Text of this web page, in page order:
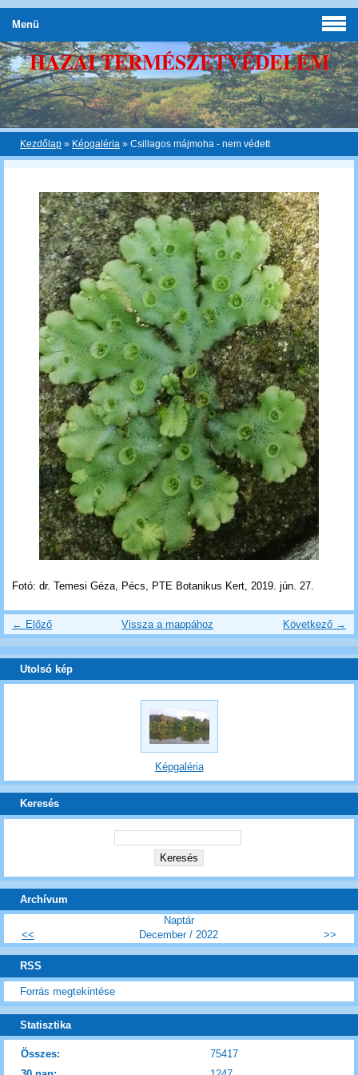
HAZAI TERMÉSZETVÉDELEM
Kezdőlap » Képgaléria » Csillagos májmoha - nem védett
Fotó: dr. Temesi Géza, Pécs, PTE Botanikus Kert, 2019. jún. 27.
← Előző Következő →
Vissza a mappához
Menü
Utolsó kép
Képgaléria
Keresés
Archívum
Naptár
<<
December / 2022 >>
RSS
Forrás megtekintése
Statisztika
Összes:
75417